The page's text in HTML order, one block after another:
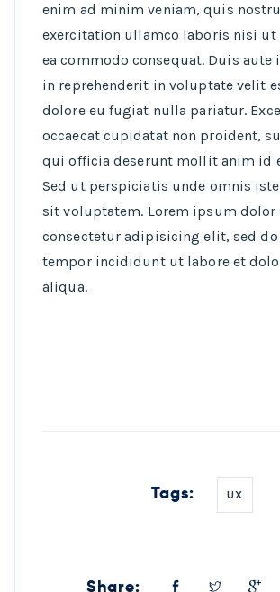
enim ad minim veniam, quis
exercitation ullamco laboris nisi
ea commodo consequat. Duis aute
in reprehenderit in voluptate velit
dolore eu fugiat nulla pariatur.
occaecat cupidatat non proident,
qui officia deserunt mollit anim id
Sed ut perspiciatis unde omnis
sit voluptatem. Lorem ipsum dolor
consectetur adipisicing elit, sed
tempor incididunt ut labore et
aliqua.
Tags: UX
Share: